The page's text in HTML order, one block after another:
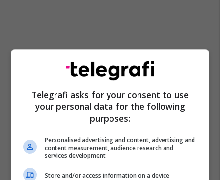
Telegrafi asks for your consent to use
your personal data for the following
purposes:
Personalised advertising and content, advertising and
content measurement, audience research and
services development
Store and/or access information on a device